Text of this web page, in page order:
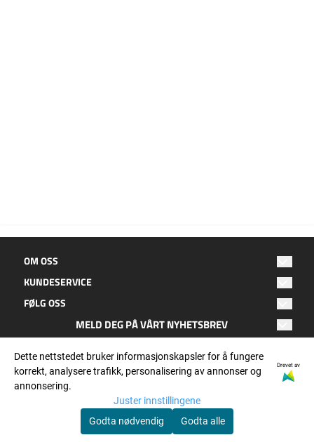
OM OSS
Oktan Fritid
Hagebyen 2
8050 Tverlandet
Bodø
Epost: post@oktanfritid.no
Telefon: 755 25 900
orgnr: 932 540 266
KUNDESERVICE
Salgsbetingelser
Kontakt oss
Personvern
OKTAN nytt
FØLG OSS
Instagram
MELD DEG PÅ VÅRT NYHETSBREV
E-post
ABBONER
© Oktan Fritid, org. nummer: 932 540 266
Dette nettstedet bruker informasjonskapsler for å fungere
korrekt, analysere trafikk, personalisering av annonser og
annonsering.
Drevet av
Juster innstillingene
Godta nødvendig
Godta alle